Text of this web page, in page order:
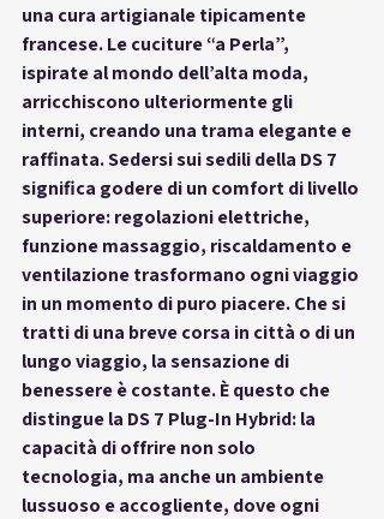
una cura artigianale tipicamente
francese. Le cuciture “a Perla”,
ispirate al mondo dell’alta moda,
arricchiscono ulteriormente gli
interni, creando una trama elegante e
raffinata. Sedersi sui sedili della DS 7
significa godere di un comfort di livello
superiore: regolazioni elettriche,
funzione massaggio, riscaldamento e
ventilazione trasformano ogni viaggio
in un momento di puro piacere. Che si
tratti di una breve corsa in città o di un
lungo viaggio, la sensazione di
benessere è costante. È questo che
distingue la DS 7 Plug-In Hybrid: la
capacità di offrire non solo
tecnologia, ma anche un ambiente
lussuoso e accogliente, dove ogni